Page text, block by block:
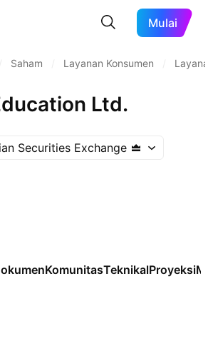
Mulai
Saham Layanan Konsumen
Ltd.
Securities Exchange
KomunitasTeknikalProyeksi